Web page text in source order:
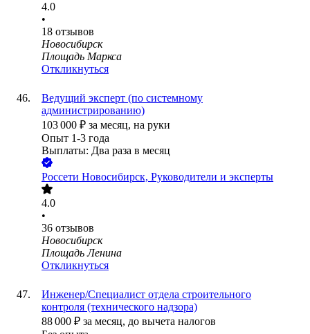
4.0
•
18 отзывов
Новосибирск
Площадь Маркса
Откликнуться
Ведущий эксперт (по системному
администрированию)
103 000 ₽ за месяц, на руки
Опыт 1-3 года
Выплаты: Два раза в месяц
Россети Новосибирск, Руководители и эксперты
4.0
•
36 отзывов
Новосибирск
Площадь Ленина
Откликнуться
Инженер/Специалист отдела строительного
контроля (технического надзора)
88 000 ₽ за месяц, до вычета налогов